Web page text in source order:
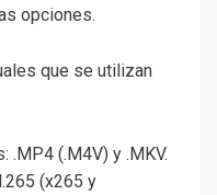
opciones.
que se utilizan
.MP4 (.M4V) y .MKV.
(x265 y